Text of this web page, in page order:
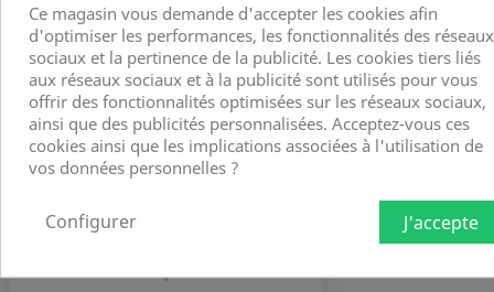
Ce magasin vous demande d'accepter les cookies afin
d'optimiser les performances, les fonctionnalités des réseaux
sociaux et la pertinence de la publicité. Les cookies tiers liés
aux réseaux sociaux et à la publicité sont utilisés pour vous
offrir des fonctionnalités optimisées sur les réseaux sociaux,
ainsi que des publicités personnalisées. Acceptez-vous ces
cookies ainsi que les implications associées à l'utilisation de
vos données personnelles ?
J'accepte
Configurer